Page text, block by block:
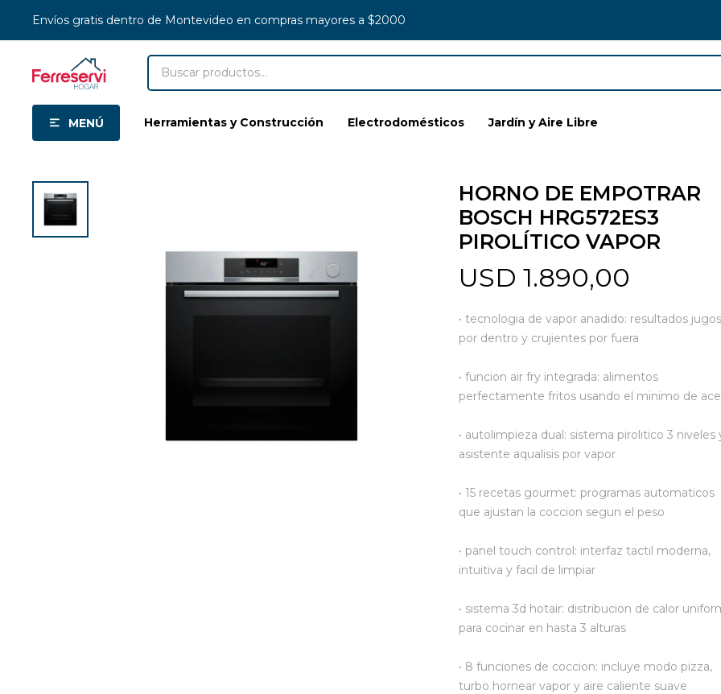
MENÚ Herramientas y Construcción Electrodomésticos Jardín y Aire Libre
Envíos gratis dentro de Montevideo en compras mayores a $2000
HORNO DE EMPOTRAR
BOSCH HRG572ES3
PIROLÍTICO VAPOR
USD 1.890,00
• tecnologia de vapor anadido: resultados
por dentro y crujientes por fuera
• funcion air fry integrada: alimentos
perfectamente fritos usando el minimo de
• autolimpieza dual: sistema pirolitico 3 niveles
asistente aqualisis por vapor
• 15 recetas gourmet: programas automaticos
que ajustan la coccion segun el peso
• panel touch control: interfaz tactil moderna,
intuitiva y facil de limpiar
• sistema 3d hotair: distribucion de calor
para cocinar en hasta 3 alturas
• 8 funciones de coccion: incluye modo pizza,
turbo hornear vapor y aire caliente suave